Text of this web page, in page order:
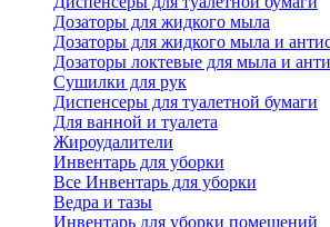
Дозаторы для жидкого мыла
Дозаторы для жидкого мыла и
Дозаторы локтевые для мыла и
Сушилки для рук
Диспенсеры для туалетной бумаги
Для ванной и туалета
Жироудалители
Инвентарь для уборки
Все Инвентарь для уборки
Ведра и тазы
Инвентарь для уборки помещений